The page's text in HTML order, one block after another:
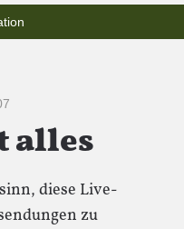
alles
diese Live-
zu